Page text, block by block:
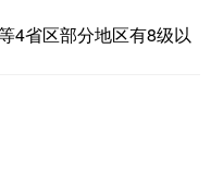
4省区部分地区有8级以